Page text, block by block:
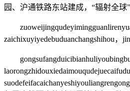
园、沪通铁路东站建成，“辐射全
zuoweijingqudeyimingguanlirenyuan
zaichixuyiyedebuduanchangshihou，